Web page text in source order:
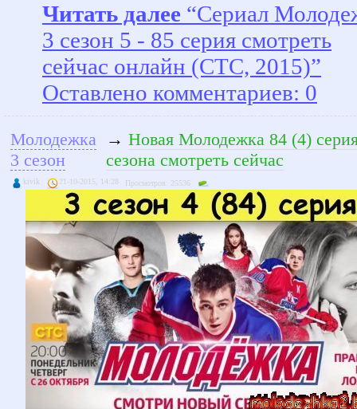
Читать далее “Сериал
3 сезон 5 - 85 серия смотреть
сейчас онлайн (СТС, 2015)”
Оставлено комментариев: 0
Молодежка
3 сезон
→ Новая Молодежка 84 (4)
сезона смотреть сейчас
kivik 21-10-2015, 14:28 Просмотров: 25536